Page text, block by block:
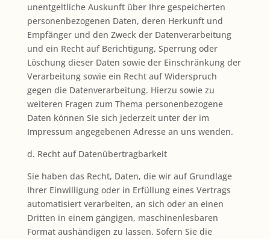
unentgeltliche Auskunft über Ihre gespeicherten
personenbezogenen Daten, deren Herkunft und
Empfänger und den Zweck der Datenverarbeitung
und ein Recht auf Berichtigung, Sperrung oder
Löschung dieser Daten sowie der Einschränkung der
Verarbeitung sowie ein Recht auf Widerspruch
gegen die Datenverarbeitung. Hierzu sowie zu
weiteren Fragen zum Thema personenbezogene
Daten können Sie sich jederzeit unter der im
Impressum angegebenen Adresse an uns wenden.
d. Recht auf Datenübertragbarkeit
Sie haben das Recht, Daten, die wir auf Grundlage
Ihrer Einwilligung oder in Erfüllung eines Vertrags
automatisiert verarbeiten, an sich oder an einen
Dritten in einem gängigen, maschinenlesbaren
Format aushändigen zu lassen. Sofern Sie die